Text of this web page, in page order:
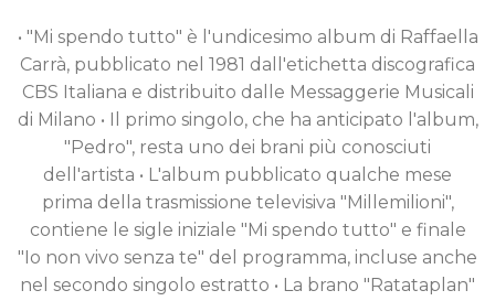
• "Mi spendo tutto" è l'undicesimo album di Raffaella
Carrà, pubblicato nel 1981 dall'etichetta discografica
CBS Italiana e distribuito dalle Messaggerie Musicali
di Milano • Il primo singolo, che ha anticipato l'album,
"Pedro", resta uno dei brani più conosciuti
dell'artista • L'album pubblicato qualche mese
prima della trasmissione televisiva "Millemilioni",
contiene le sigle iniziale "Mi spendo tutto" e finale
"Io non vivo senza te" del programma, incluse anche
nel secondo singolo estratto • La brano "Ratataplan"